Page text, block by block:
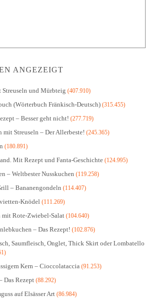
ANGEZEIGT
und Mürbteig (407.910)
(Wörterbuch Fränkisch-Deutsch) (315.455)
– Besser geht nicht! (277.719)
Streuseln – Der Allerbeste! (245.365)
(180.891)
Mit Rezept und Fanta-Geschichte (124.995)
– Weltbester Nusskuchen (119.258)
– Bananengondeln (114.407)
Knödel (111.269)
Rote-Zwiebel-Salat (104.640)
– Das Rezept! (102.876)
Saumfleisch, Onglet, Thick Skirt oder Lombatello
Kern – Cioccolataccia (91.253)
Das Rezept (88.292)
auf Elsässer Art (86.984)